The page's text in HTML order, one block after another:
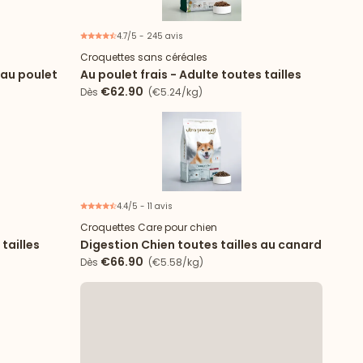
poulet
4.7/5 - 245 avis
Croquettes sans céréales
Au poulet frais - Adulte toutes tailles
Dès €62.90 (€5.24/kg)
tailles
4.4/5 - 11 avis
Croquettes Care pour chien
Digestion Chien toutes tailles au canard
Dès €66.90 (€5.58/kg)